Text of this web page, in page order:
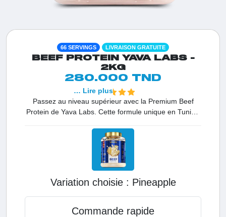
66 SERVINGS LIVRAISON GRATUITE
BEEF PROTEIN YAVA LABS -
2KG
280.000 TND
Passez au niveau supérieur avec la Premium Beef
Protein de Yava Labs. Cette formule unique en Tunisie
portion, issue de bœuf 100% pur. C’est le premier
choix des athlètes qui recherchent une absorption
optimale sans les inconvénients du lactose. Avec zéro
graisse et zéro sucre, elle garantit des résultats
votre vitalité au quotidien.
… Lire plus
Variation choisie : pineapple
Commande rapide